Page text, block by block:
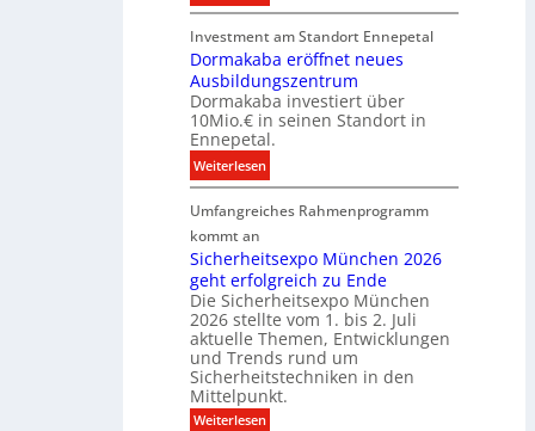
u
r
e
i
g
e
n
e
n
M
r
k
e
t
i
t
i
o
n
s
p
a
n
e
r
b
e
i
M
D
i
g
i
t
a
l
e
B
r
n
d
f
r
ü
h
e
s
Investment am Standort Ennepetal
Dormakaba eröffnet neues
Ausbildungszentrum
Dormakaba investiert über
10Mio.€ in seinen Standort in
Ennepetal.
Weiterlesen:
D
o
m
a
k
a
b
a
e
r
Umfangreiches Rahmenprogramm
kommt an
Sicherheitsexpo München 2026
geht erfolgreich zu Ende
Die Sicherheitsexpo München
2026 stellte vom 1. bis 2. Juli
aktuelle Themen, Entwicklungen
und Trends rund um
Sicherheitstechniken in den
Mittelpunkt.
Weiterlesen: